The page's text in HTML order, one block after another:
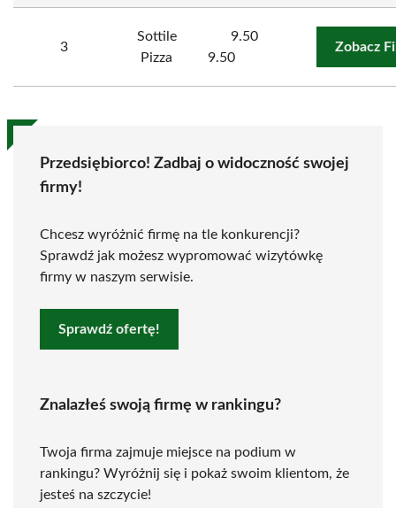
3
Sottile
Pizza
9.50
9.50
Zobacz
Przedsiębiorco! Zadbaj o widoczność swojej
firmy!
Chcesz wyróżnić firmę na tle konkurencji?
Sprawdź jak możesz wypromować wizytówkę
firmy w naszym serwisie.
Sprawdź ofertę!
Znalazłeś swoją firmę w rankingu?
Twoja firma zajmuje miejsce na podium w
rankingu? Wyróżnij się i pokaż swoim klientom, że
jesteś na szczycie!